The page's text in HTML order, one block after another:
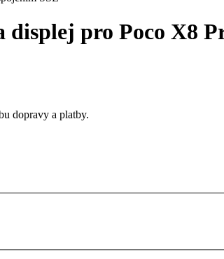
displej pro Poco X8
dopravy a platby.